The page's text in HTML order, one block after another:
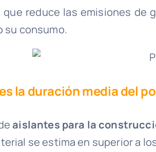
que reduce las emisiones de
su consumo.
la duración media del
aislantes para la
se estima en superior a